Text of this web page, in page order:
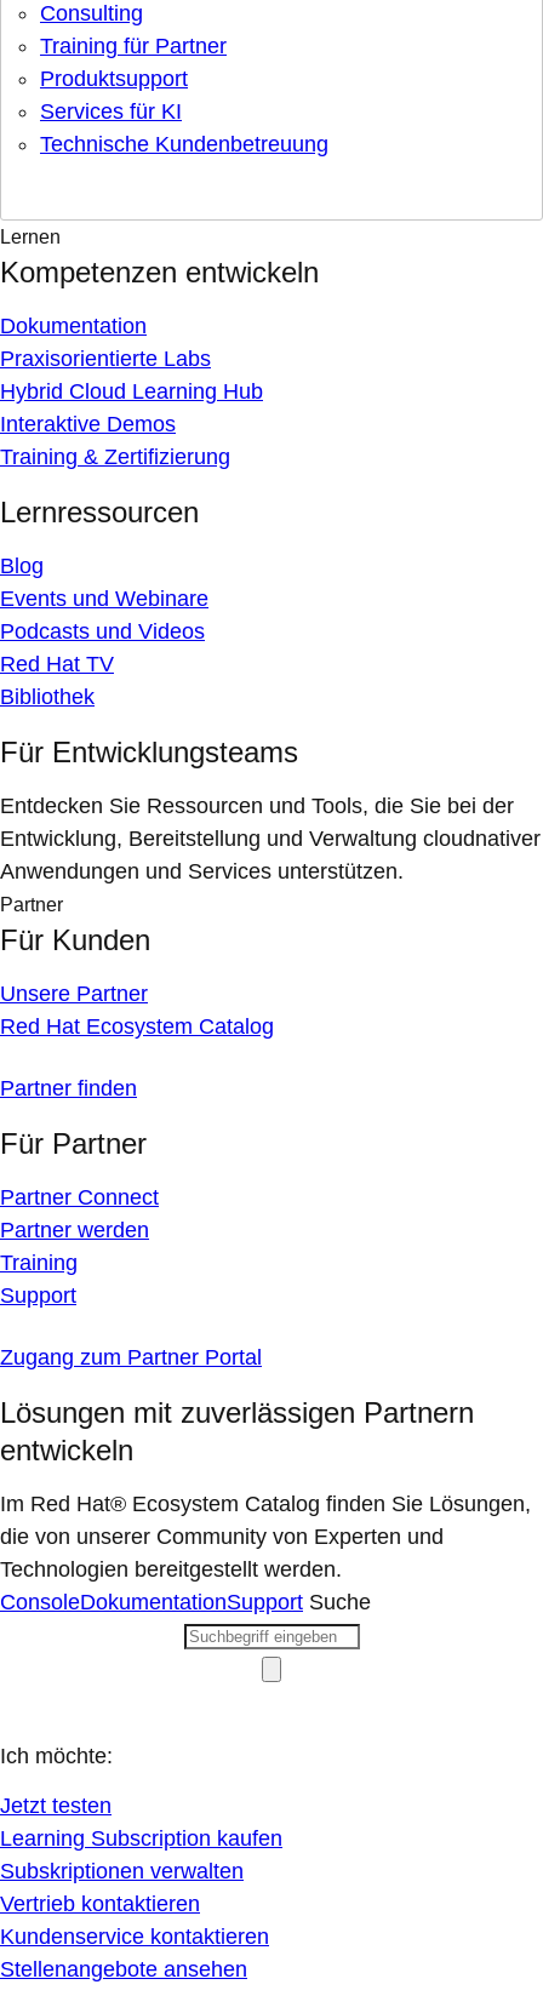
Consulting
Training für Partner
Produktsupport
Services für KI
Technische Kundenbetreuung
Lernen
Kompetenzen entwickeln
Dokumentation
Praxisorientierte Labs
Hybrid Cloud Learning Hub
Interaktive Demos
Training & Zertifizierung
Lernressourcen
Blog
Events und Webinare
Podcasts und Videos
Red Hat TV
Bibliothek
Für Entwicklungsteams
Entdecken Sie Ressourcen und Tools, die Sie bei der
Entwicklung, Bereitstellung und Verwaltung cloudnativer
Anwendungen und Services unterstützen.
Partner
Für Kunden
Unsere Partner
Red Hat Ecosystem Catalog
Partner finden
Für Partner
Partner Connect
Partner werden
Training
Support
Zugang zum Partner Portal
Lösungen mit zuverlässigen Partnern
entwickeln
Im Red Hat® Ecosystem Catalog finden Sie Lösungen,
die von unserer Community von Experten und
Technologien bereitgestellt werden.
ConsoleDokumentationSupport Suche
Ich möchte:
Jetzt testen
Learning Subscription kaufen
Subskriptionen verwalten
Vertrieb kontaktieren
Kundenservice kontaktieren
Stellenangebote ansehen